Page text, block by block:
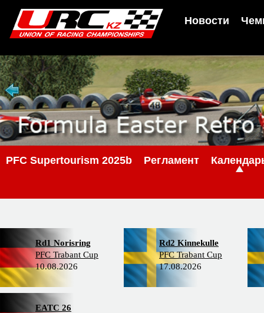
Новости
PFC Supertourism 2025b Регламент
Rd1 Norisring
PFC Trabant Cup
10.08.2026
Rd2 Kinnekulle
PFC Trabant Cup
17.08.2026
EATC 26